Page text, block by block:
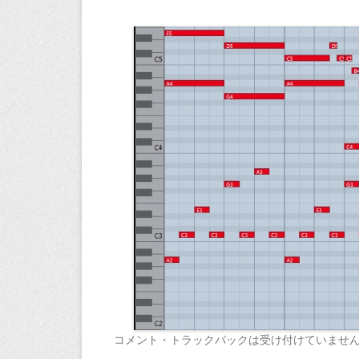
コメント・トラックバックは受け付けていませ